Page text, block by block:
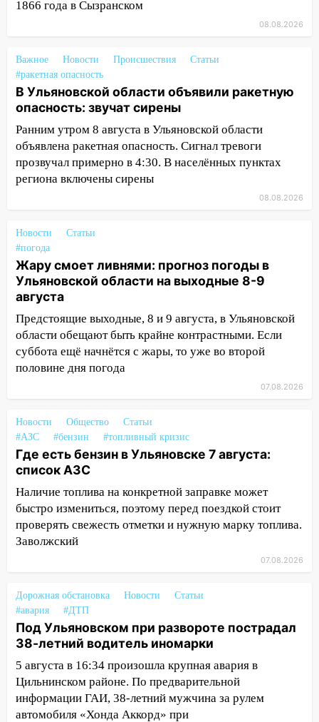
17:16
В реанимацию Ульяновской
областной больницы поступили шесть
новых аппаратов ИВЛ
16:51
В Чердаклинском районе
ремонтируют дороги, ставят остановки
и проводят новое освещение
16:35 В Ульяновске установили ещё
девять бункеров для крупногабаритного
16:26
В Ульяновске бесплатно покажут
матч «Волги» под открытым небом
16:12 В Ульяновском госуниверситете
разработают отечественный прибор для
цифровой ПЦР
15:47 Ульяновцы могут вернуть деньги
за абонементы закрывшегося фитнес-
клуба «Рекорд-Fitness»
области привели в порядок детские
площадки
15:27
Прокуратура проверяет
15:08 В Кузоватово после прокурорской
проверки обновили разметку на
пешеходных переходах
На проспекте Гая в Ульяновске
50-метровом участке
14:22 В Новом городе 8 августа пройдет
большой фестиваль «Наше время» с
мотофристайлом и концертом
«Мураками»
14:04 Жару смоет ливнями: прогноз
погоды в Ульяновской области на
1866 года в Сызранском
08.08.2026
Важное Новости Происшествия
Статьи
#ракетная опасность
В Ульяновской области объявили ракетную
опасность: звучат сирены
Ранним утром 8 августа в Ульяновской области
объявлена ракетная опасность. Сигнал тревоги
прозвучал примерно в 4:30. В населённых пунктах
региона включены сирены
08.08.2026
Новости
Статьи
#погода
Жару смоет ливнями: прогноз погоды в
Ульяновской области на выходные 8-9
августа
Предстоящие выходные, 8 и 9 августа, в Ульяновской
области обещают быть крайне контрастными. Если
суббота ещё начнётся с жары, то уже во второй
половине дня погода
07.08.2026
Новости Общество
Статьи
#АЗС
#бензин #топливный кризис
Где есть бензин в Ульяновске 7 августа:
список АЗС
Наличие топлива на конкретной заправке может
быстро измениться, поэтому перед поездкой стоит
проверять свежесть отметки и нужную марку топлива.
Заволжский
07.08.2026
Дорожная обстановка Новости
Статьи
#авария
#ДТП
Под Ульяновском при развороте пострадал
38-летний водитель иномарки
5 августа в 16:34 произошла крупная авария в
Цильнинском районе. По предварительной
информации ГАИ, 38-летний мужчина за рулем
автомобиля «Хонда Аккорд» при